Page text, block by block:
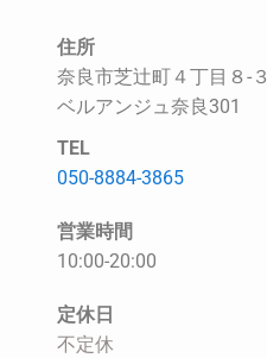
住所
奈良市芝辻町４丁目８-３
ベルアンジュ奈良301
TEL
050-8884-3865
営業時間
10:00-20:00
定休日
不定休